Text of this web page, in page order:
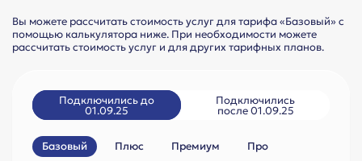
Вы можете рассчитать стоимость услуг для тарифа «Базовый» с
помощью калькулятора ниже. При необходимости можете
рассчитать стоимость услуг и для других тарифных планов.
Подключились до
01.09.25
Подключились
после 01.09.25
Базовый Плюс Премиум Про